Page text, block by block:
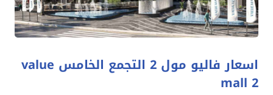
اسعار فاليو مول 2 التجمع الخامس value
mall 2